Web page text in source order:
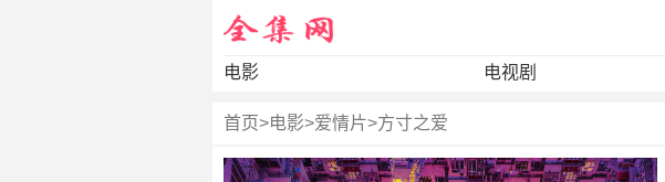
电影 电视剧
首页>电影>爱情片>方寸之爱